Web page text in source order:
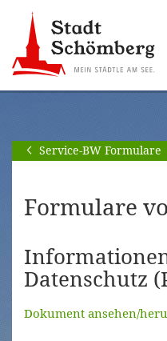
Hauptnavigation
springen
[Alt]+
Seiteninhalt
springen
[Alt]+
Service-BW Formulare
Formulare
Datenschutz
Dokument ansehen/